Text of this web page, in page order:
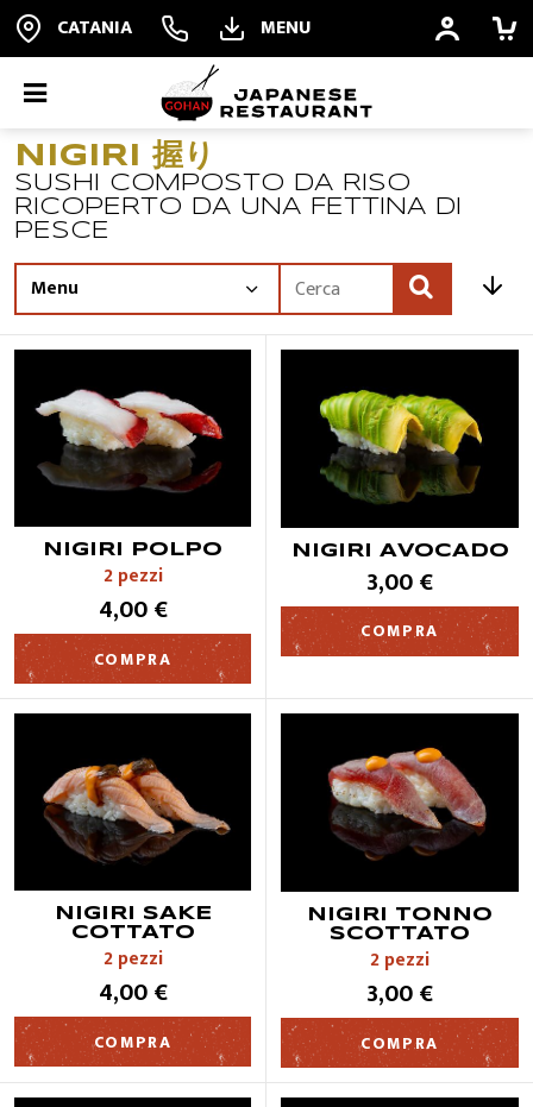
CATANIA MENU
ORDINA ONLINE
ALL YOU CAN EAT
RISTORANTE
QUALITÀ
CONTATTI
NIGIRI 握り
SUSHI COMPOSTO DA RISO
RICOPERTO DA UNA FETTINA DI
PESCE
Offerte
NIGIRI POLPO
2 pezzi
4,00 €
COMPRA
NIGIRI AVOCADO
3,00 €
COMPRA
NIGIRI SAKE
COTTATO
2 pezzi
4,00 €
COMPRA
NIGIRI TONNO
SCOTTATO
2 pezzi
3,00 €
COMPRA